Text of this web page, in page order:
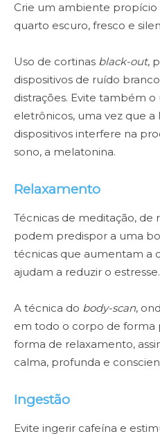
Crie um ambiente
quarto escuro, fresco e
Uso de cortinas black-out,
dispositivos de ruído
distrações. Evite também o
eletrônicos, uma vez que a
dispositivos interfere na
sono, a melatonina.
Relaxamento
Técnicas de meditação, de
podem predispor a uma
técnicas que aumentam a
ajudam a reduzir o estresse.
A técnica do body-scan,
em todo o corpo de forma
forma de relaxamento,
calma, profunda e
Ingestão
Evite ingerir cafeína e